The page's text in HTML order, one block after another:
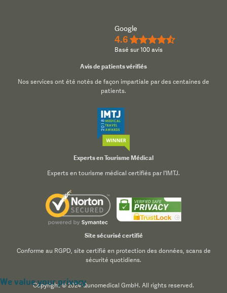
Google
4.6 ★★★★½
Basé sur 100 avis
Avis de patients vérifiés
Nos services ont été notés de façon impartiale par des centaines de
patients.
Experts en Tourisme Médical
Experts en tourisme médical certifiés par l'IMTJ.
Site sécurisé certifié
Conforme au RGPD, site certifié en protection des données, scans de
sécurité quotidiens.
Copyright © 2024 Qunomedical GmbH. All rights reserved.
We value your privacy